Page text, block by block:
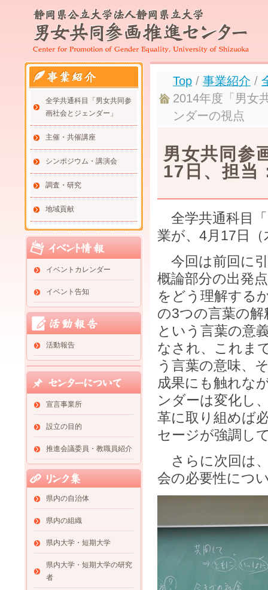
全学共通科目「男女共同参
画社会とジェンダー」
主催・共催講座
シンポジウム・講演会
調査・研究
地域貢献
イベントカレンダー
イベント告知
活動報告
宣言事業所
設立の目的
推進会議委員・教職員紹介
県内の自治体
県内の組織
県内大学・短期大学
県内大学・短期大学の研究
者
Top / 事業紹介 /
2014年度「男女
ンダーの視点
男女共同参
17日、担当
全学共通科目
業が、4月17日
今回は前回に
概論部分の出発
をどう理解する
の3つの言葉の
という言葉の意
なされ、これま
う言葉の意味、
成果にも触れな
ンダーは変化し
革に取り組めば
セージが強調し
さらに次回は
会の必要性につ